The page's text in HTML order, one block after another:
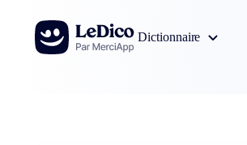
Aller au contenu
Dictionnaire